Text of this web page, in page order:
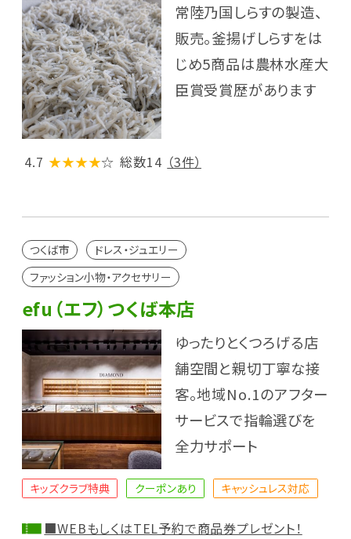
常陸乃国しらすの製造、
販売。釜揚げしらすをは
じめ5商品は農林水産大
臣賞受賞歴があります
4.7 ★★★★☆ 総数14 （3件）
つくば市
ドレス・ジュエリー
ファッション小物・アクセサリー
efu（エフ）つくば本店
ゆったりとくつろげる店
舗空間と親切丁寧な接
客。地域No.1のアフター
サービスで指輪選びを
全力サポート
キッズクラブ特典 クーポンあり キャッシュレス対応
■WEBもしくはTEL予約で商品券プレゼント！